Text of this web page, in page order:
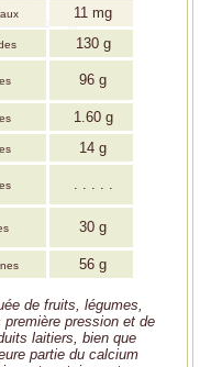
11 mg
130 g
96 g
1.60 g
14 g
. . . . .
30 g
56 g
de fruits, légumes,
pression et de
laitiers, bien que
partie du calcium